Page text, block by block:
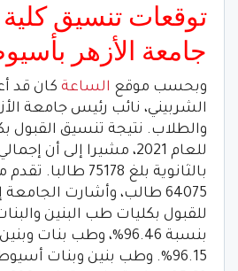
توقعات تنسيق كلية
جامعة الأزهر
وبحسب موقع الساعة كان قد
الشربيني، نائب رئيس جامعة
والطلاب. نتيجة تنسيق القبول
للعام 2021، مشيرا إلى أن
بالثانوية بلغ 75178
64075 طالب، وأشارت